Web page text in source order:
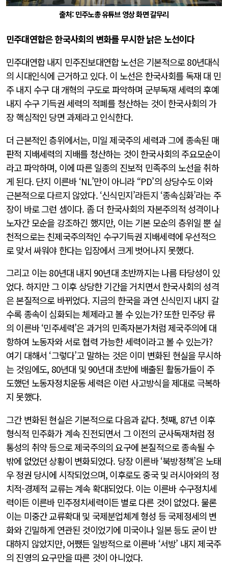
출처: 민주노총 유튜브 영상 화면 갈무리
민주대연합은 한국사회의 변화를 무시한 낡은 노선이다
민주대연합 내지 민주진보대연합 노선은 기본적으로 80년대식
의 시대인식에 근거하고 있다. 이 노선은 한국사회를 독재 대 민
주 내지 수구 대 개혁의 구도로 파악하며 군부독재 세력의 후예
내지 수구 기득권 세력의 적폐를 청산하는 것이 한국사회의 가
장 핵심적인 당면 과제라고 인식한다.
더 근본적인 층위에서는, 미일 제국주의 세력과 그에 종속된 매
판적 지배세력의 지배를 청산하는 것이 한국사회의 주요모순이
라고 파악하며, 이에 따른 일종의 진보적 민족주의 노선을 취하
게 된다. 단지 이른바 ‘NL’만이 아니라 “PD’의 상당수도 이와
근본적으로 다르지 않았다. ‘신식민지’라든지 ‘종속심화’라는 주
장이 바로 그런 셈이다. 좀 더 한국사회의 자본주의적 성격이나
노자간 모순을 강조하긴 했지만, 이는 기본 모순의 층위일 뿐 실
천적으로는 친제국주의적인 수구기득권 지배세력에 우선적으
로 맞서 싸워야 한다는 입장에서 크게 벗어나지 못했다.
그리고 이는 80년대 내지 90년대 초반까지는 나름 타당성이 있
었다. 하지만 그 이후 상당한 기간을 거치면서 한국사회의 성격
은 본질적으로 바뀌었다. 지금의 한국을 과연 신식민지 내지 갈
수록 종속이 심화되는 체제라고 볼 수 있는가? 또한 민주당 류
의 이른바 ‘민주세력’은 과거의 민족자본가처럼 제국주의에 대
항하여 노동자와 서로 협력 가능한 세력이라고 볼 수 있는가?
여기 대해서 ‘그렇다’고 말하는 것은 이미 변화된 현실을 무시하
는 것임에도, 80년대 및 90년대 초반에 배출된 활동가들이 주
도했던 노동자정치운동 세력은 이런 사고방식을 제대로 극복하
지 못했다.
그간 변화된 현실은 기본적으로 다음과 같다. 첫째, 87년 이후
형식적 민주화가 계속 진전되면서 그 이전의 군사독재처럼 정
통성의 취약 등으로 제국주의의 요구에 본질적으로 종속될 수
밖에 없었던 상황이 변화되었다. 당장 이른바 ‘북방정책’은 노태
우 정권 당시에 시작되었으며, 이후로도 중국 및 러시아와의 정
치적-경제적 교류는 계속 확대되었다. 이는 이른바 수구정치세
력이든 이른바 민주정치세력이든 별로 다른 것이 없었다. 물론
이는 미중간 교류확대 및 국제분업체계 형성 등 국제정세의 변
화와 긴밀하게 연관된 것이었기에 미국이나 일본 등도 굳이 반
대하지 않았지만, 어쨌든 일방적으로 이른바 ‘서방’ 내지 제국주
의 진영의 요구만을 따른 것이 아니었다.